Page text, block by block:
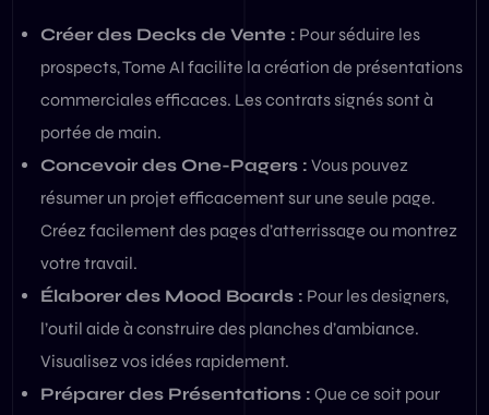
Créer des Decks de Vente : Pour séduire les
prospects, Tome AI facilite la création de présentations
commerciales efficaces. Les contrats signés sont à
portée de main.
Concevoir des One-Pagers : Vous pouvez
résumer un projet efficacement sur une seule page.
Créez facilement des pages d’atterrissage ou montrez
votre travail.
Élaborer des Mood Boards : Pour les designers,
l’outil aide à construire des planches d’ambiance.
Visualisez vos idées rapidement.
Préparer des Présentations : Que ce soit pour